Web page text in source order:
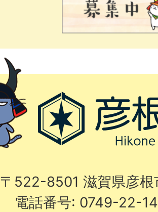
〒522-8501 滋賀県彦
電話番号: 0749-22-